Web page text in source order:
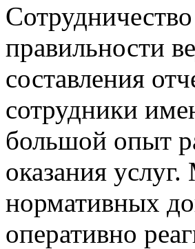
правильности
составления
сотрудники
большой опыт
оказания
нормативных
оперативно